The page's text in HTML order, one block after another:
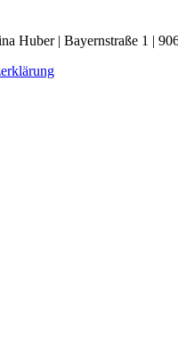
Huber | Bayernstraße 1 |